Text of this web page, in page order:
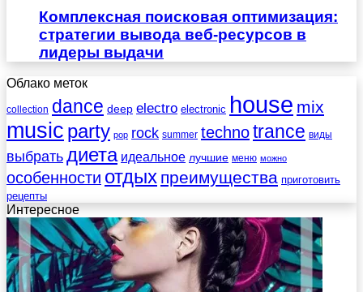
Комплексная поисковая оптимизация:
стратегии вывода веб-ресурсов в
лидеры выдачи
Облако меток
collection dance deep electro electronic house mix
music party pop rock summer technotrance виды
выбратьдиета идеальное лучшие меню можно
особенности отдых преимущества приготовить
рецепты
Интересное